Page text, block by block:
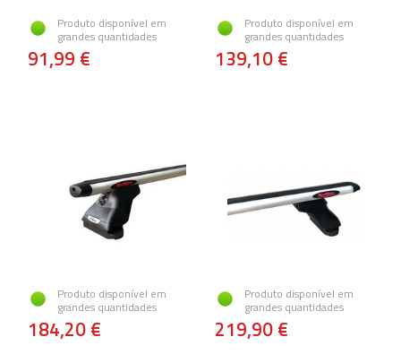
Produto disponível em
grandes quantidades
91,99 €
Produto disponível em
grandes quantidades
139,10 €
Produto disponível em
grandes quantidades
184,20 €
Produto disponível em
grandes quantidades
219,90 €